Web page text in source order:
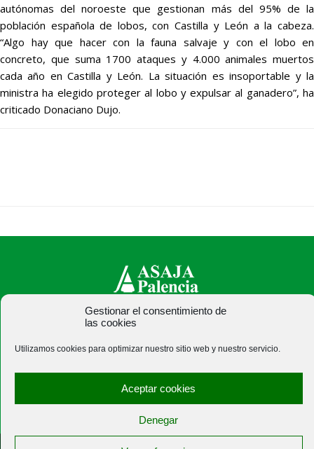
Gestionar el consentimiento de
las cookies
Utilizamos cookies para optimizar nuestro sitio web y nuestro servicio.
Aceptar cookies
Denegar
autónomas del noroeste que gestionan más del 95% de la
población española de lobos, con Castilla y León a la cabeza.
“Algo hay que hacer con la fauna salvaje y con el lobo en
concreto, que suma 1700 ataques y 4.000 animales muertos
cada año en Castilla y León. La situación es insoportable y la
ministra ha elegido proteger al lobo y expulsar al ganadero”, ha
criticado Donaciano Dujo.
ASAJA Palencia - Jóvenes Agricultores
C/ Felipe Prieto, 8. Pza. Bigar Centro - 34001 Palencia -
España · Tel.: +34 979 752 344 ·
asajapalencia@asajapalencia.com